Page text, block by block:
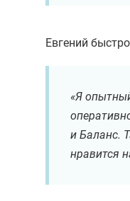
Евгений
«Я
и Баланс.
нравится